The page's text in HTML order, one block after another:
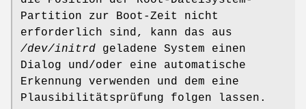
Partition zur Boot-Zeit nicht
erforderlich sind, kann das aus
/dev/initrd geladene System einen
Dialog und/oder eine automatische
Erkennung verwenden und dem eine
Plausibilitätsprüfung folgen lassen.